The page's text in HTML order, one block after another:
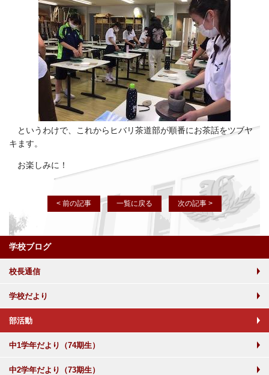
というわけで、これからヒバリ茶道部が順番にお茶話をツブヤ
キます。
お楽しみに！
< 前の記事 一覧に戻る 次の記事 >
学校ブログ
校長通信
学校だより
部活動
中1学年だより（74期生）
中2学年だより（73期生）